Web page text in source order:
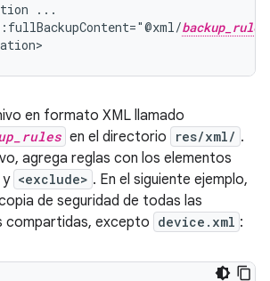
backup_rules
en formato XML llamado
en el directorio res/xml/ .
agrega reglas con los elementos
y <exclude> . En el siguiente ejemplo,
de seguridad de todas las
compartidas, excepto device.xml :